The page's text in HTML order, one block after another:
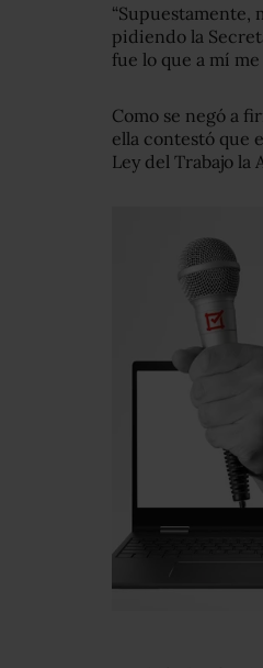
“Supuestamente,
pidiendo la
fue lo que a mí
Como se negó a
ella contestó que
Ley del Trabajo la